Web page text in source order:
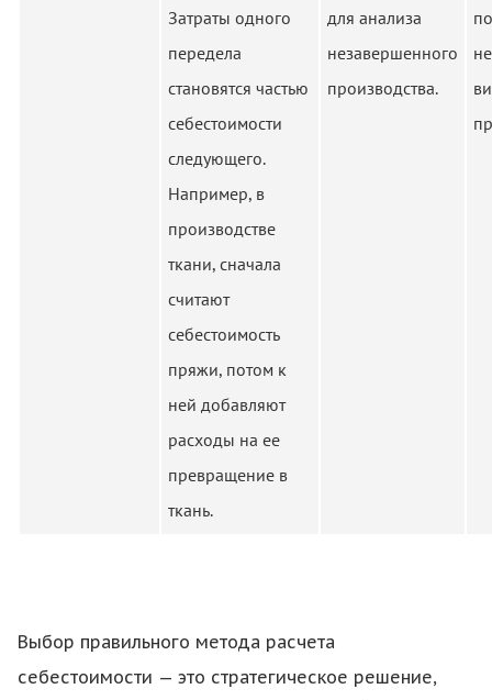
Затраты одного
передела
становятся частью
себестоимости
следующего.
Например, в
производстве
ткани, сначала
считают
себестоимость
пряжи, потом к
ней добавляют
расходы на ее
превращение в
ткань.
для анализа
незавершенного
производства.
Выбор правильного метода расчета
себестоимости — это стратегическое решение,